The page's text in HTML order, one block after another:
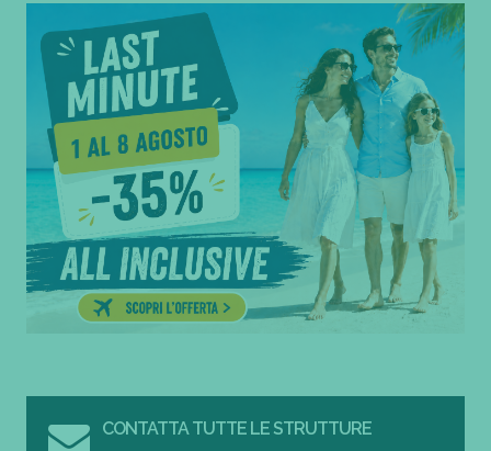
CONTATTA TUTTE LE STRUTTURE